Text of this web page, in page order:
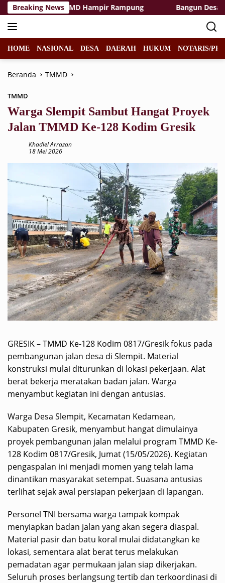
Langsung
ke
konten
Breaking News
Rest Area TMMD Hampir Rampung Bangun Desa
HOME NASIONAL DESA DAERAH HUKUM NOTARIS/
Beranda TMMD
TMMD
Warga Slempit Sambut Hangat Proyek
Jalan TMMD Ke-128 Kodim Gresik
Khadlel Arrazan
18 Mei 2026
GRESIK – TMMD Ke-128 Kodim 0817/Gresik fokus pada
pembangunan jalan desa di Slempit. Material
konstruksi mulai diturunkan di lokasi pekerjaan. Alat
berat bekerja meratakan badan jalan. Warga
menyambut kegiatan ini dengan antusias.
Warga Desa Slempit, Kecamatan Kedamean,
Kabupaten Gresik, menyambut hangat dimulainya
proyek pembangunan jalan melalui program TMMD Ke-
128 Kodim 0817/Gresik, Jumat (15/05/2026). Kegiatan
pengaspalan ini menjadi momen yang telah lama
dinantikan masyarakat setempat. Suasana antusias
terlihat sejak awal persiapan pekerjaan di lapangan.
Personel TNI bersama warga tampak kompak
menyiapkan badan jalan yang akan segera diaspal.
Material pasir dan batu koral mulai didatangkan ke
lokasi, sementara alat berat terus melakukan
pemadatan agar permukaan jalan siap dikerjakan.
Seluruh proses berlangsung tertib dan terkoordinasi di